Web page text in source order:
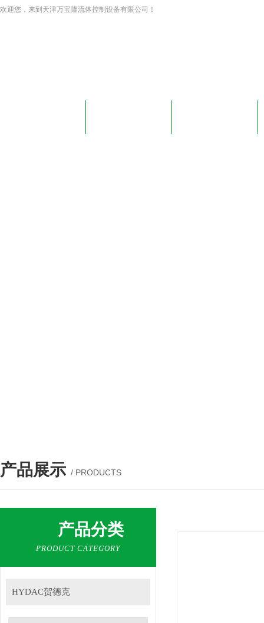
欢迎您，来到天津万宝隆流体控制设备有限公司！
产品展示 / PRODUCTS
产品分类
PRODUCT CATEGORY
HYDAC贺德克